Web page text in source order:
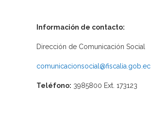
Información de contacto:
Dirección de Comunicación Social
comunicacionsocial@fiscalia.gob.ec
Teléfono: 3985800 Ext. 173123